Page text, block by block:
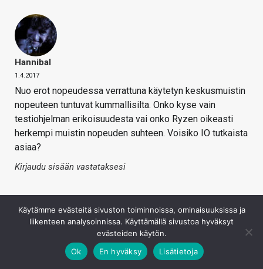
Hannibal
1.4.2017
Nuo erot nopeudessa verrattuna käytetyn keskusmuistin
nopeuteen tuntuvat kummallisilta. Onko kyse vain
testiohjelman erikoisuudesta vai onko Ryzen oikeasti
herkempi muistin nopeuden suhteen. Voisiko IO tutkaista
asiaa?
Kirjaudu sisään vastataksesi
Käytämme evästeitä sivuston toiminnoissa, ominaisuuksissa ja
liikenteen analysoinnissa. Käyttämällä sivustoa hyväksyt
evästeiden käytön.
Ok
En hyväksy Lisätietoja